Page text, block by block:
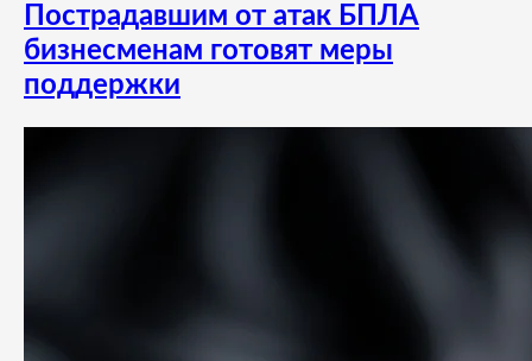
Пострадавшим от атак БПЛА
бизнесменам готовят меры
поддержки